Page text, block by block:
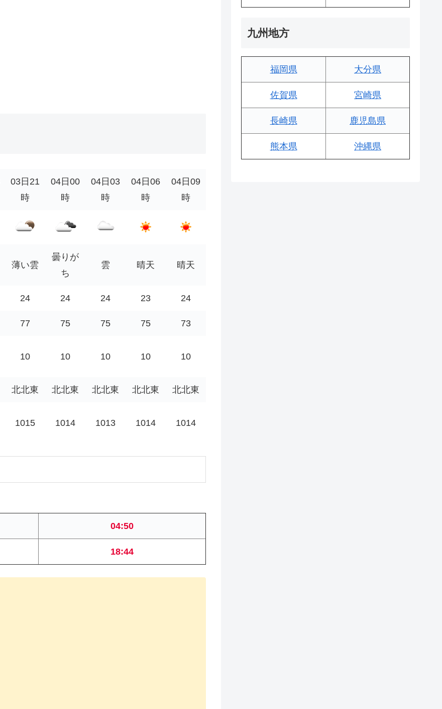
03日21
時
04日00
時
04日03
時
04日06
時
04日09
時
薄い雲
曇りが
ち
雲 晴天 晴天
24 24 24 23 24
77 75 75 75 73
10 10 10 10 10
北北東 北北東 北北東 北北東 北北東
1015 1014 1013 1014 1014
04:50
18:44
九州地方
福岡県 大分県
佐賀県 宮崎県
長崎県 鹿児島県
熊本県 沖縄県